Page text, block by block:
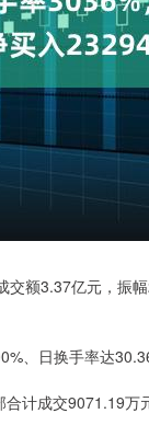
额3.37亿元，振
、日换手率达
计成交9071.19